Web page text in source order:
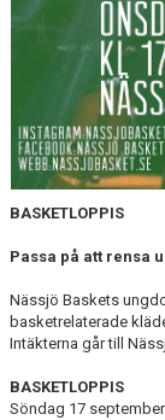
BASKETLOPPIS
Passa på att rensa
Nässjö Baskets
basketrelaterade
Intäkterna går till
BASKETLOPPIS
Söndag 17 september